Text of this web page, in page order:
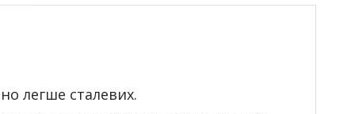
легше сталевих.